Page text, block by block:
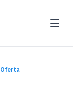
Oferta